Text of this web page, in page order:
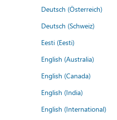
Deutsch (Österreich)
Deutsch (Schweiz)
Eesti (Eesti)
English (Australia)
English (Canada)
English (India)
English (International)